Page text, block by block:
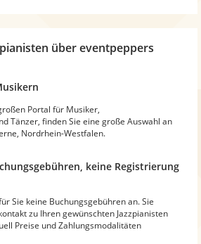
über eventpeppers
Portal für Musiker,
Tänzer, finden Sie eine große Auswahl an
Nordrhein-Westfalen.
keine Registrierung
Sie keine Buchungsgebühren an. Sie
zu Ihren gewünschten Jazzpianisten
Preise und Zahlungsmodalitäten